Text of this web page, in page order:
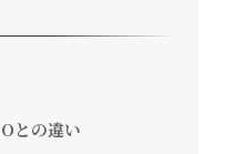
との違い